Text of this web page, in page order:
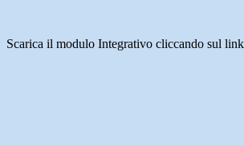
Scarica il modulo Integrativo cliccando sul link